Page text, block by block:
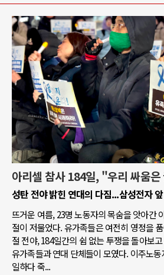
아리셀 참사 184일, "우리 싸움
성탄 전야 밝힌 연대의 다짐...삼성전자
뜨거운 여름, 23명 노동자의 목숨을 앗아간
절이 저물었다. 유가족들은 여전히 영정을
절 전야, 184일간의 쉼 없는 투쟁을 돌아보
유가족들과 연대 단체들이 모였다. 이주노
일하다 죽...